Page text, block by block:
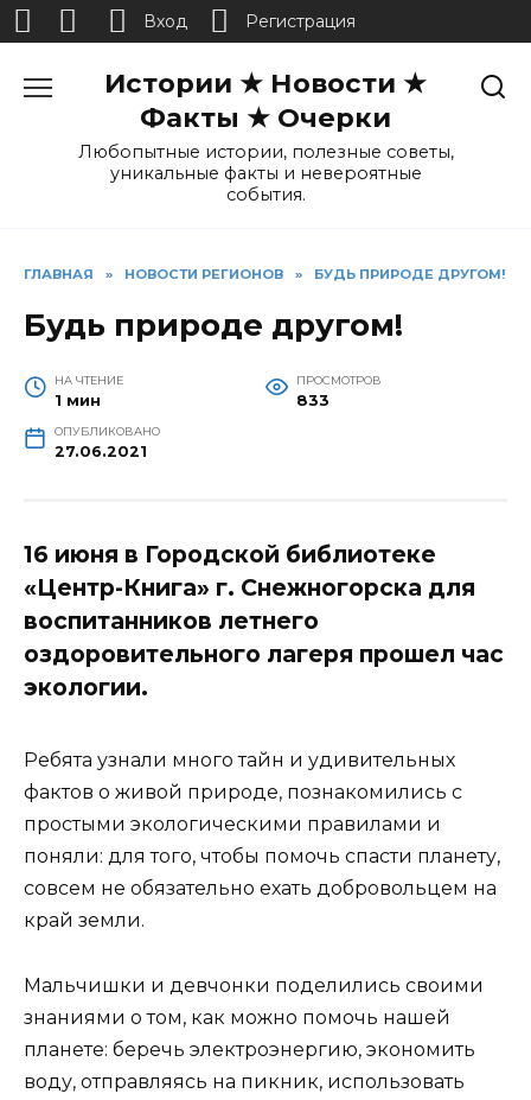
Истории ★ Новости ★
Факты ★ Очерки
Любопытные истории, полезные советы,
уникальные факты и невероятные
события.
ГЛАВНАЯ » НОВОСТИ РЕГИОНОВ » БУДЬ ПРИРОДЕ ДРУГОМ!
Будь природе другом!
НА ЧТЕНИЕ
1 мин
ПРОСМОТРОВ
833
ОПУБЛИКОВАНО
27.06.2021
16 июня в Городской библиотеке
«Центр-Книга» г. Снежногорска для
воспитанников летнего
оздоровительного лагеря прошел час
экологии.
Ребята узнали много тайн и удивительных
фактов о живой природе, познакомились с
простыми экологическими правилами и
поняли: для того, чтобы помочь спасти планету,
совсем не обязательно ехать добровольцем на
край земли.
Мальчишки и девчонки поделились своими
знаниями о том, как можно помочь нашей
планете: беречь электроэнергию, экономить
воду, отправляясь на пикник, использовать
Вход Регистрация